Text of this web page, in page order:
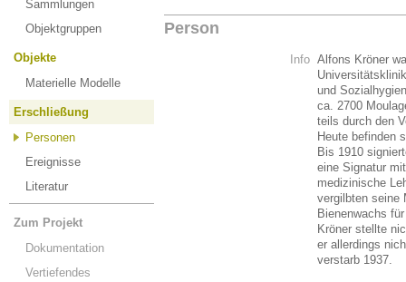
Sammlungen
Objektgruppen
Objekte
Materielle Modelle
Erschließung
Personen
Ereignisse
Literatur
Zum Projekt
Dokumentation
Vertiefendes
Person
Info Alfons Kröner
und
ca. 2700
teils durch den
Heute befinden
Bis 1910
eine Signatur
medizinische
vergilbten seine
Bienenwachs
Kröner stellte
er allerdings
verstarb 1937.